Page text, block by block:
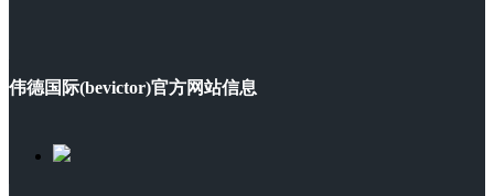
伟德国际(bevictor)官方网站信息